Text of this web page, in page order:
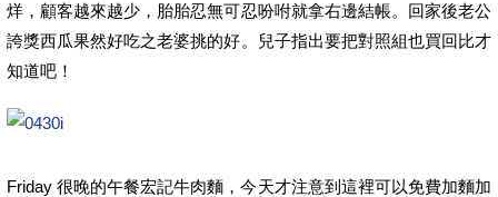
烊，顧客越來越少，胎胎忍無可忍吩咐就拿右邊結帳。回家後老公
誇獎西瓜果然好吃之老婆挑的好。兒子指出要把對照組也買回比才
知道吧！
Friday 很晚的午餐宏記牛肉麵，今天才注意到這裡可以免費加麵加